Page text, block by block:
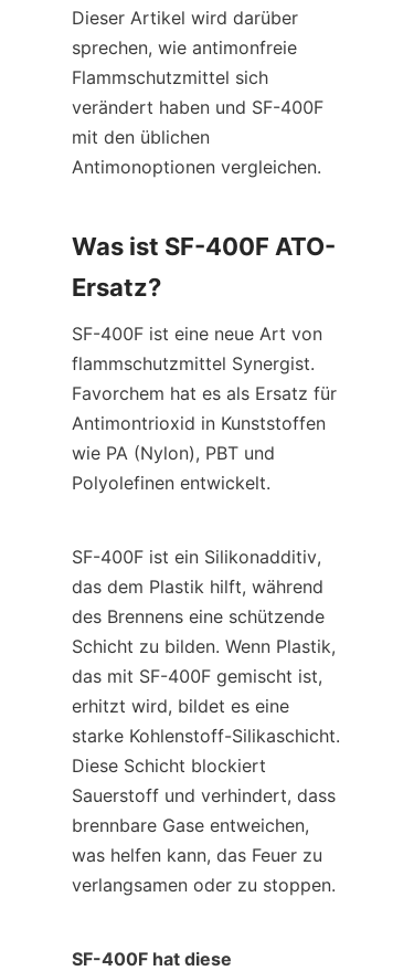
Dieser Artikel wird darüber
sprechen, wie antimonfreie
Flammschutzmittel sich
verändert haben und SF-400F
mit den üblichen
Antimonoptionen vergleichen.
Was ist SF-400F ATO-
Ersatz?
SF-400F ist eine neue Art von
flammschutzmittel Synergist.
Favorchem hat es als Ersatz für
Antimontrioxid in Kunststoffen
wie PA (Nylon), PBT und
Polyolefinen entwickelt.
SF-400F ist ein Silikonadditiv,
das dem Plastik hilft, während
des Brennens eine schützende
Schicht zu bilden. Wenn Plastik,
das mit SF-400F gemischt ist,
erhitzt wird, bildet es eine
starke Kohlenstoff-Silikaschicht.
Diese Schicht blockiert
Sauerstoff und verhindert, dass
brennbare Gase entweichen,
was helfen kann, das Feuer zu
verlangsamen oder zu stoppen.
SF-400F hat diese